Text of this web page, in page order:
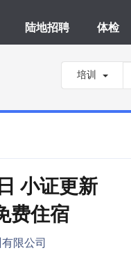
陆地招聘 体检
培训
小证更新
费住宿
限公司